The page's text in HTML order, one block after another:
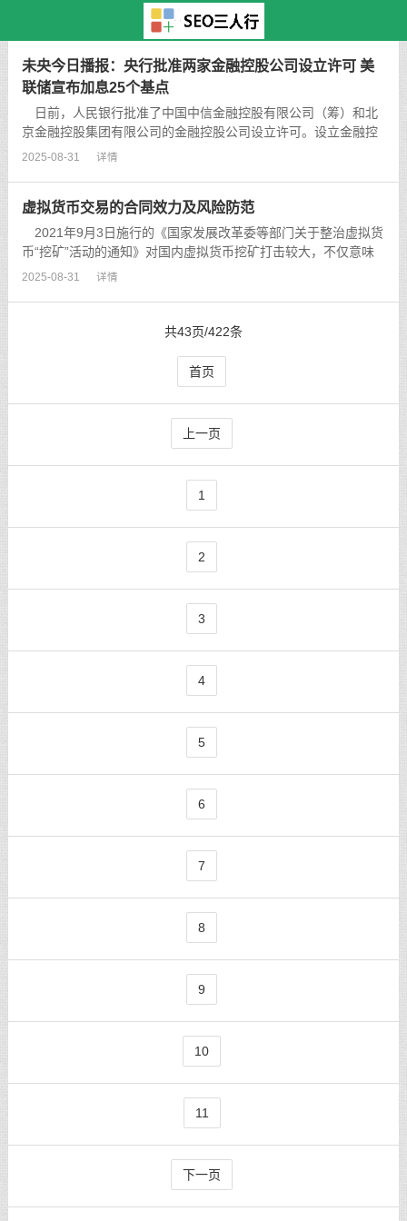
> 网友
未央今日播报：央行批准两家金融控股公司设立许可 美
联储宣布加息25个基点
日前，人民银行批准了中国中信金融控股有限公司（筹）和北
京金融控股集团有限公司的金融控股公司设立许可。设立金融控
股公司，有利于推动非金融企业有效隔离金融与实业，防范风险
2025-08-31 详情
虚拟货币交易的合同效力及风险防范
2021年9月3日施行的《国家发展改革委等部门关于整治虚拟货
币“挖矿”活动的通知》对国内虚拟货币挖矿打击较大，不仅意味
着继续在国内挖矿将会受到行政处罚，同时还会面临相应的民事
2025-08-31 详情
共43页/422条
首页
上一页
1
2
3
4
5
6
7
8
9
10
11
下一页